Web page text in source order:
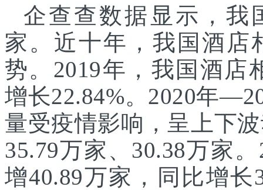
企查查数据显示，我
家。近十年，我国酒店
势。2019年，我国酒店
增长22.84%。2020年
量受疫情影响，呈上下
35.79万家、30.38万家
增40.89万家，同比增